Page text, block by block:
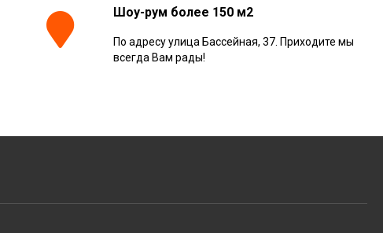
Шоу-рум более 150 м2
По адресу улица Бассейная, 37. Приходите мы
всегда Вам рады!